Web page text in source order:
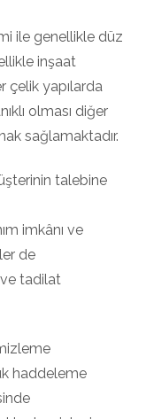
ile genellikle düz
inşaat
çelik yapılarda
olması diğer
sağlamaktadır.
talebine
imkânı ve
de
tadilat
haddeleme